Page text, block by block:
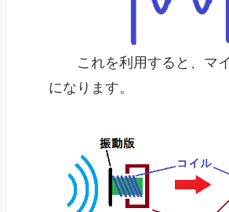
これを利用すると、マイ
になります。